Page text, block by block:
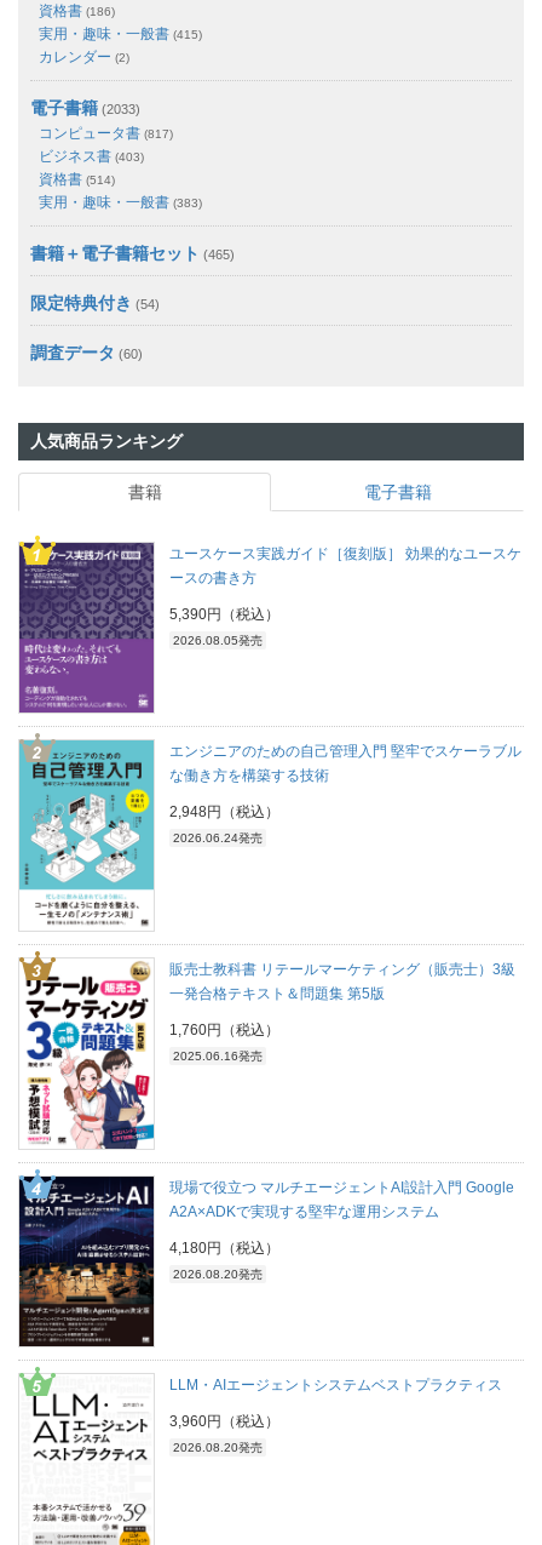
資格書 (186)
実用・趣味・一般書 (415)
カレンダー (2)
電子書籍 (2033)
コンピュータ書 (817)
ビジネス書 (403)
資格書 (514)
実用・趣味・一般書 (383)
書籍＋電子書籍セット (465)
限定特典付き (54)
調査データ (60)
人気商品ランキング
書籍 電子書籍
ユースケース実践ガイド［復刻版］ 効果的なユースケ
ースの書き方
5,390円（税込）
2026.08.05発売
エンジニアのための自己管理入門 堅牢でスケーラブル
な働き方を構築する技術
2,948円（税込）
2026.06.24発売
販売士教科書 リテールマーケティング（販売士）3級
一発合格テキスト＆問題集 第5版
1,760円（税込）
2025.06.16発売
現場で役立つ マルチエージェントAI設計入門 Google
A2A×ADKで実現する堅牢な運用システム
4,180円（税込）
2026.08.20発売
LLM・AIエージェントシステムベストプラクティス
3,960円（税込）
2026.08.20発売